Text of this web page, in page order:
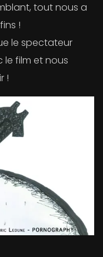
tout nous a
!
le spectateur
le film et nous
!